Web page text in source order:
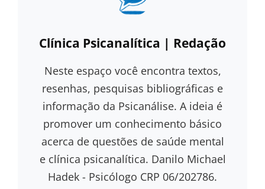
Author:
Clínica Psicanalítica | Redação
Neste espaço você encontra textos,
resenhas, pesquisas bibliográficas e
informação da Psicanálise. A ideia é
promover um conhecimento básico
acerca de questões de saúde mental
e clínica psicanalítica. Danilo Michael
Hadek - Psicólogo CRP 06/202786.